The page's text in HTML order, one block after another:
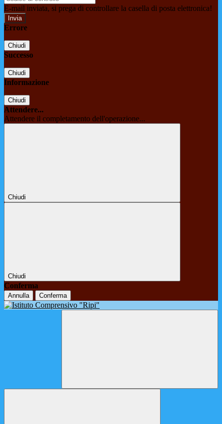
E-mail inviata, si prega di controllare la casella di posta elettronica!
Errore
Chiudi
Successo
Chiudi
Informazione
Chiudi
Attendere...
Attendere il completamento dell'operazione...
Chiudi
Chiudi
Conferma
Annulla Conferma